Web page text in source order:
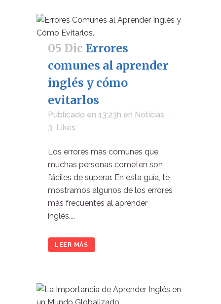
05 Dic Errores
comunes al aprender
inglés y cómo
evitarlos
Publicado en 13:23h en Noticias
3
Likes
Los errores más comunes que
muchas personas cometen son
fáciles de superar. En esta guía, te
mostramos algunos de los errores
más frecuentes al aprender
inglés....
LEER MÁS